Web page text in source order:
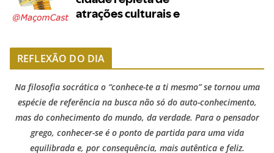
REFLEXÃO DO DIA
Na filosofia socrática o “conhece-te a ti mesmo” se tornou uma
espécie de referência na busca não só do auto-conhecimento,
mas do conhecimento do mundo, da verdade. Para o pensador
grego, conhecer-se é o ponto de partida para uma vida
equilibrada e, por consequência, mais autêntica e feliz.